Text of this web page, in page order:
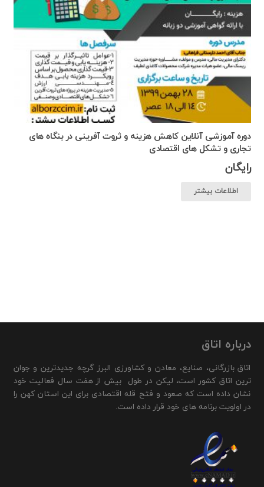
دوره آموزشی آنلاین کاهش هزینه و ثروت آفرینی در بنگاه های
تجاری و تشکل های اقتصادی
رایگان
اطلاعات بیشتر
درباره اتاق
اتاق بازرگانی، صنایع، معادن و کشاورزی البرز گرچه جدیدترین و جوان
ترین اتاق کشور است، لیکن در طول بیش از هفت سال فعالیت خود
نشان داده است که صعود و فتح قله اقتصادی برای این استان کهن را
در اولویت برنامه های خود قرار داده است.